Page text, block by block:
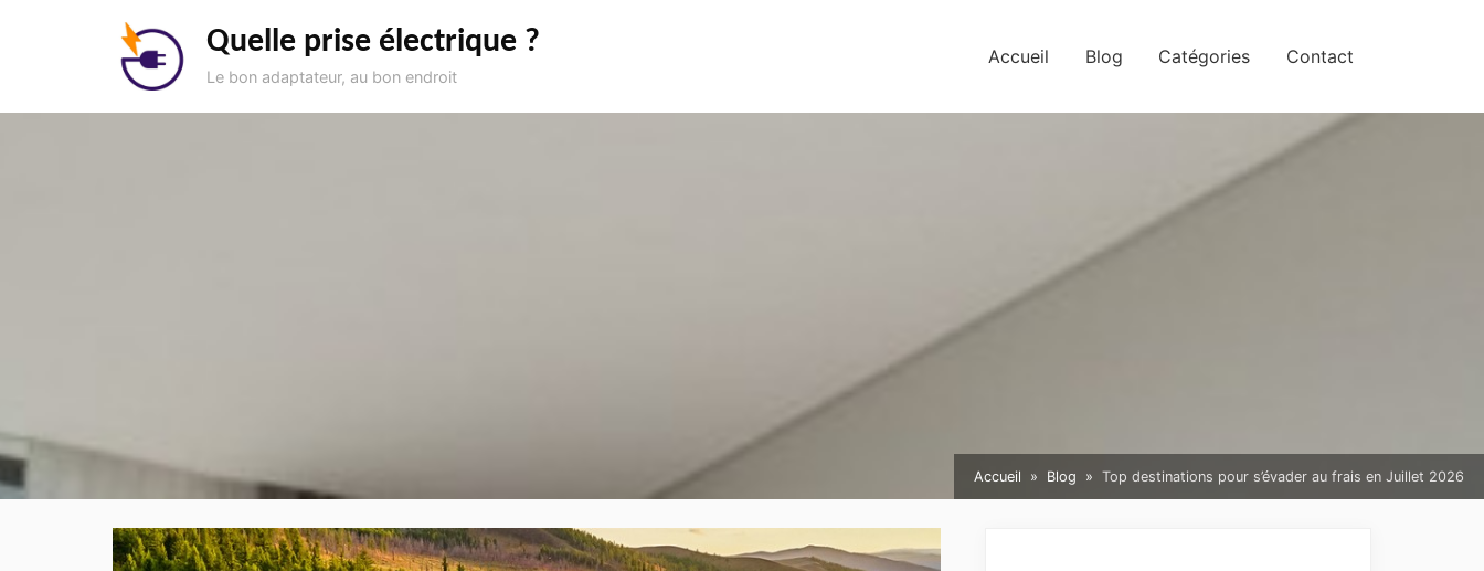
Quelle prise électrique ?
Le bon adaptateur, au bon endroit
Accueil Blog Catégories Contact
Accueil Blog Top destinations pour s’évader au frais en Juillet 2026